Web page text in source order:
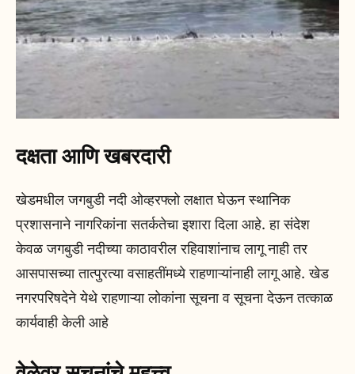
दक्षता आणि खबरदारी
खेडमधील जगबुडी नदी ओव्हरफ्लो लक्षात घेऊन स्थानिक
प्रशासनाने नागरिकांना सतर्कतेचा इशारा दिला आहे. हा संदेश
केवळ जगबुडी नदीच्या काठावरील रहिवाशांनाच लागू नाही तर
आसपासच्या तात्पुरत्या वसाहतींमध्ये राहणाऱ्यांनाही लागू आहे. खेड
नगरपरिषदेने येथे राहणाऱ्या लोकांना सूचना व सूचना देऊन तत्काळ
कार्यवाही केली आहे